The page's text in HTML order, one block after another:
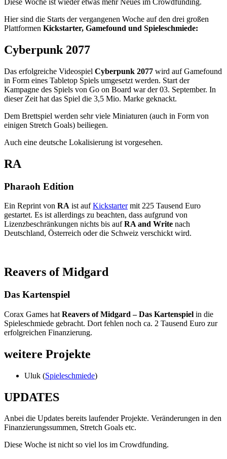
Diese Woche ist wieder etwas mehr Neues im Crowdfunding.
Hier sind die Starts der vergangenen Woche auf den drei großen
Plattformen Kickstarter, Gamefound und Spieleschmiede:
Cyberpunk 2077
Das erfolgreiche Videospiel Cyberpunk 2077 wird auf Gamefound
in Form eines Tabletop Spiels umgesetzt werden. Start der
Kampagne des Spiels von Go on Board war der 03. September. In
dieser Zeit hat das Spiel die 3,5 Mio. Marke geknackt.
Dem Brettspiel werden sehr viele Miniaturen (auch in Form von
einigen Stretch Goals) beiliegen.
Auch eine deutsche Lokalisierung ist vorgesehen.
RA
Pharaoh Edition
Ein Reprint von RA ist aufKickstartermit 225 Tausend Euro
gestartet. Es ist allerdings zu beachten, dass aufgrund von
Lizenzbeschränkungen nichts bis aufRA and Write nach
Deutschland, Österreich oder die Schweiz verschickt wird.
Reavers of Midgard
Das Kartenspiel
Corax Games hat Reavers of Midgard – Das Kartenspiel in die
Spieleschmiede gebracht. Dort fehlen noch ca. 2 Tausend Euro zur
erfolgreichen Finanzierung.
weitere Projekte
Uluk (Spieleschmiede)
UPDATES
Anbei die Updates bereits laufender Projekte. Veränderungen in den
Finanzierungssummen, Stretch Goals etc.
Diese Woche ist nicht so viel los im Crowdfunding.